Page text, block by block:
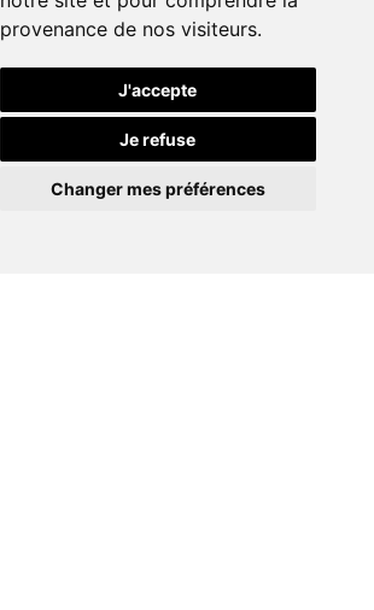
provenance de nos visiteurs.
J'accepte
Je refuse
Changer mes préférences